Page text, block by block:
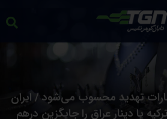
تهدید محسوب می‌شود / ایران
یا دینار عراق را جایگزین درهم